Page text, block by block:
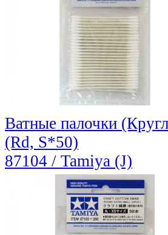
Ватные палочки
(Rd, S*50)
87104 / Tamiya (J)